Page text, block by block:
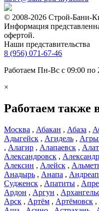
© 2008-2026 Строй-Бани-
Информация
офертой.
Наши представительства
8 (956) 071-67-46
Работаем Пн-Вс с 09:00 по
×
Работаем также
Москва , Абакан , Абаза ,
Адыгейск , Агидель ,
, Алагир , Алапаевск ,
Александровск ,
Алексин , Алейск ,
Анадырь , Анапа ,
Судженск , Апатиты ,
Ардон , Аргун ,
Арск , Артём , Артёмовск ,